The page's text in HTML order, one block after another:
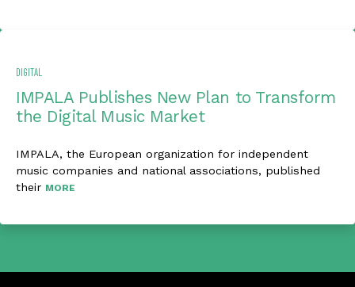
DIGITAL
IMPALA Publishes New Plan to Transform
the Digital Music Market
IMPALA, the European organization for independent
music companies and national associations, published
their MORE